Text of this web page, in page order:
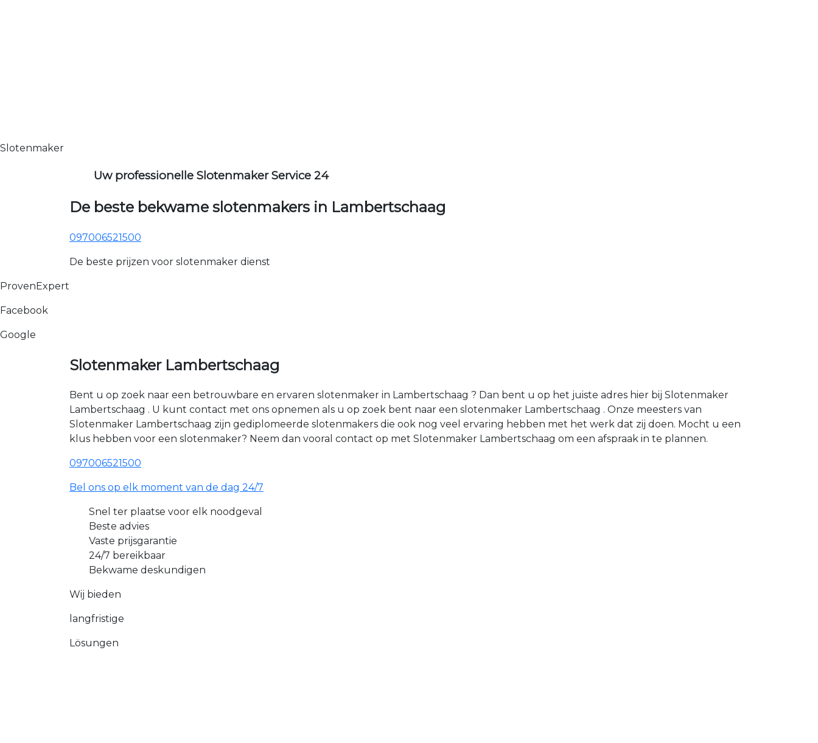
Slotenmaker
Uw professionelle Slotenmaker Service 24
De beste bekwame slotenmakers in Lambertschaag
097006521500
De beste prijzen voor slotenmaker dienst
ProvenExpert
Facebook
Google
Slotenmaker Lambertschaag
Bent u op zoek naar een betrouwbare en ervaren slotenmaker in Lambertschaag ? Dan bent u op het juiste adres hier bij Slotenmaker
Lambertschaag . U kunt contact met ons opnemen als u op zoek bent naar een slotenmaker Lambertschaag . Onze meesters van
Slotenmaker Lambertschaag zijn gediplomeerde slotenmakers die ook nog veel ervaring hebben met het werk dat zij doen. Mocht u een
klus hebben voor een slotenmaker? Neem dan vooral contact op met Slotenmaker Lambertschaag om een afspraak in te plannen.
097006521500
Bel ons op elk moment van de dag 24/7
Snel ter plaatse voor elk noodgeval
Beste advies
Vaste prijsgarantie
24/7 bereikbaar
Bekwame deskundigen
Wij bieden
langfristige
Lösungen